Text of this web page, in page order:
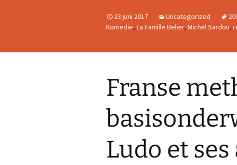
23 juni 2017 Uncategorized
Komedie, La Famille Belier, Michel Sardou,
Franse
Ludo et